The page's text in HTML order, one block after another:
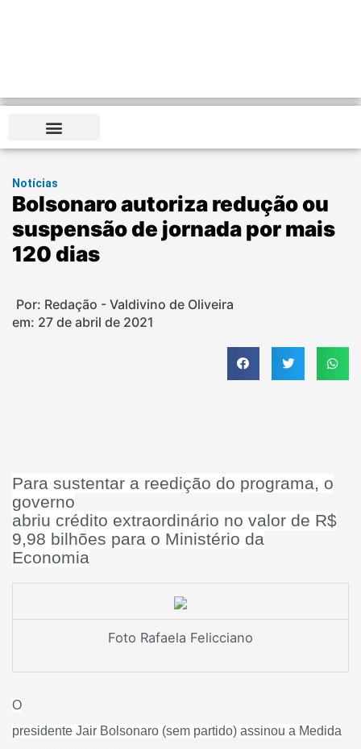
Notícias
Bolsonaro autoriza redução ou
suspensão de jornada por mais
120 dias
Por: Redação - Valdivino de Oliveira
em: 27 de abril de 2021
Para sustentar a reedição do programa, o
governo
abriu crédito extraordinário no valor de R$
9,98 bilhões para o Ministério da
Economia
Foto Rafaela Felicciano
O
presidente Jair Bolsonaro (sem partido) assinou a Medida